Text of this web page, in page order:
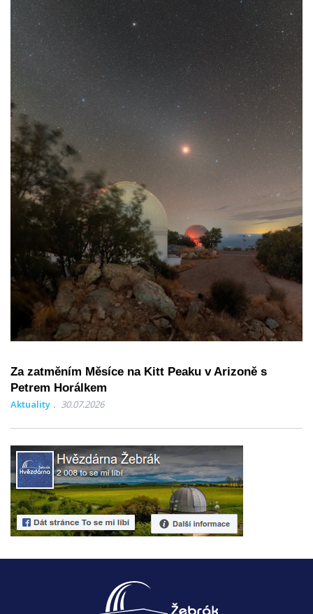
Za zatměním Měsíce na Kitt Peaku v Arizoně s
Petrem Horálkem
Aktuality 30.07.2026